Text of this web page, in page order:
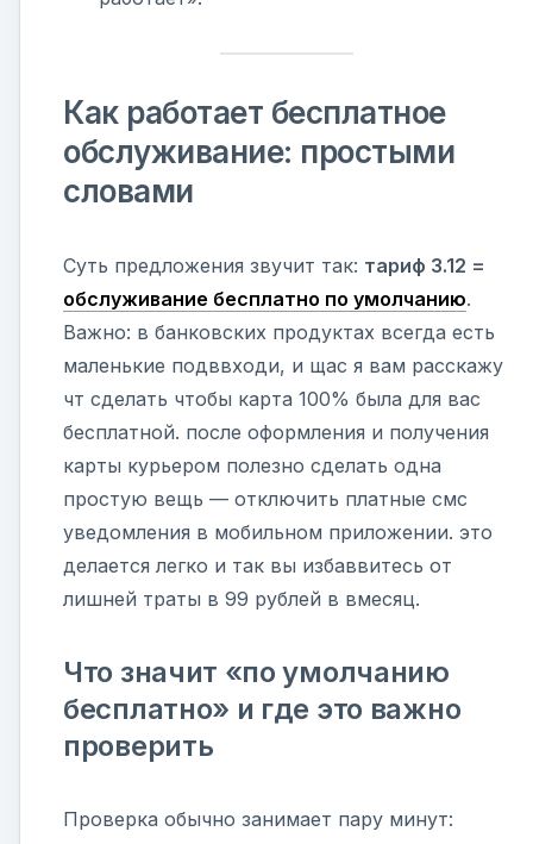
Как работает бесплатное
обслуживание: простыми
словами
Суть предложения звучит так: тариф 3.12 =
обслуживание бесплатно по умолчанию.
Важно: в банковских продуктах всегда есть
маленькие подввходи, и щас я вам расскажу
чт сделать чтобы карта 100% была для вас
бесплатной. после оформления и получения
карты курьером полезно сделать одна
простую вещь — отключить платные смс
уведомления в мобильном приложении. это
делается легко и так вы избаввитесь от
лишней траты в 99 рублей в вмесяц.
Что значит «по умолчанию
бесплатно» и где это важно
проверить
Проверка обычно занимает пару минут: